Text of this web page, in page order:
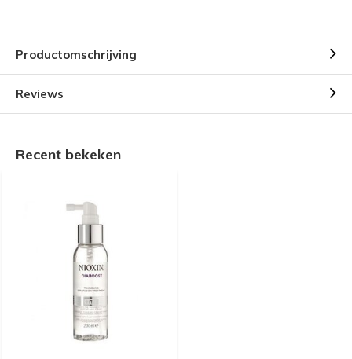
Productomschrijving
Reviews
Recent bekeken